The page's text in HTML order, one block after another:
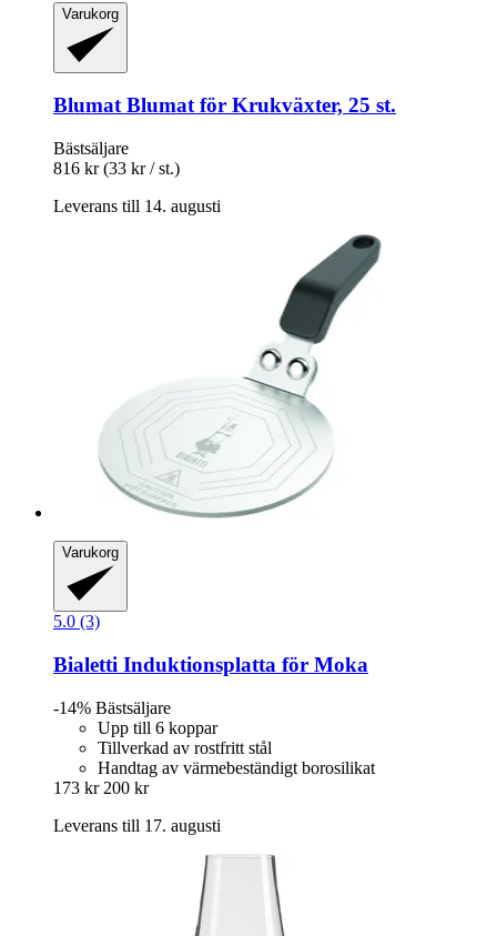
Varukorg
BlumatBlumat för Krukväxter, 25 st.
Bästsäljare
816 kr (33 kr / st.)
Leverans till 14. augusti
Varukorg
5.0 (3)
Bialetti Induktionsplatta för Moka
-14% Bästsäljare
Upp till 6 koppar
Tillverkad av rostfritt stål
Handtag av värmebeständigt borosilikat
173 kr 200 kr
Leverans till 17. augusti